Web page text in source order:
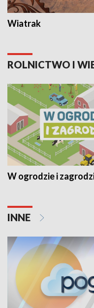
Wiatrak
ROLNICTWO I
W ogrodzie i
INNE